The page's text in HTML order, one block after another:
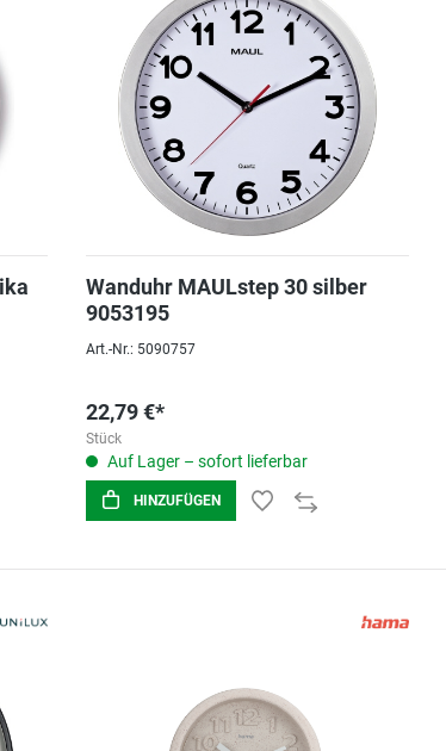
Wanduhr MAULstep 30 silber
9053195
Art.-Nr.: 5090757
22,79 €*
Stück
Auf Lager – sofort lieferbar
HINZUFÜGEN